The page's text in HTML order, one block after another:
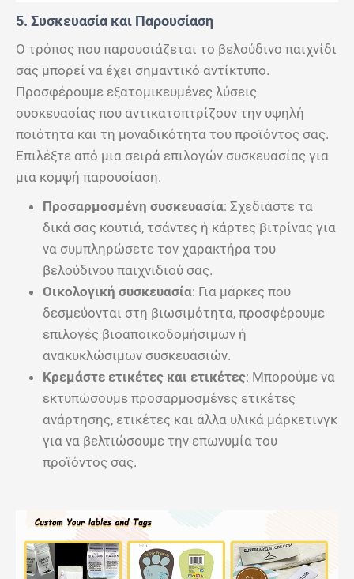
5. Συσκευασία και Παρουσίαση
Ο τρόπος που παρουσιάζεται το βελούδινο παιχνίδι
σας μπορεί να έχει σημαντικό αντίκτυπο.
Προσφέρουμε εξατομικευμένες λύσεις
συσκευασίας που αντικατοπτρίζουν την υψηλή
ποιότητα και τη μοναδικότητα του προϊόντος σας.
Επιλέξτε από μια σειρά επιλογών συσκευασίας για
μια κομψή παρουσίαση.
Προσαρμοσμένη συσκευασία: Σχεδιάστε τα
δικά σας κουτιά, τσάντες ή κάρτες βιτρίνας για
να συμπληρώσετε τον χαρακτήρα του
βελούδινου παιχνιδιού σας.
Οικολογική συσκευασία: Για μάρκες που
δεσμεύονται στη βιωσιμότητα, προσφέρουμε
επιλογές βιοαποικοδομήσιμων ή
ανακυκλώσιμων συσκευασιών.
Κρεμάστε ετικέτες και ετικέτες: Μπορούμε να
εκτυπώσουμε προσαρμοσμένες ετικέτες
ανάρτησης, ετικέτες και άλλα υλικά μάρκετινγκ
για να βελτιώσουμε την επωνυμία του
προϊόντος σας.